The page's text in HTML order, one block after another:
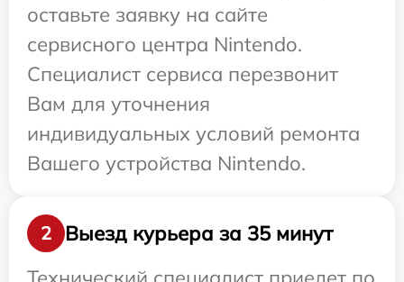
оставьте заявку на сайте
сервисного центра Nintendo.
Специалист сервиса перезвонит
Вам для уточнения
индивидуальных условий ремонта
Вашего устройства Nintendo.
2
Выезд курьера за 35 минут